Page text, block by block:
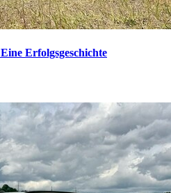
Eine Erfolgsgeschichte